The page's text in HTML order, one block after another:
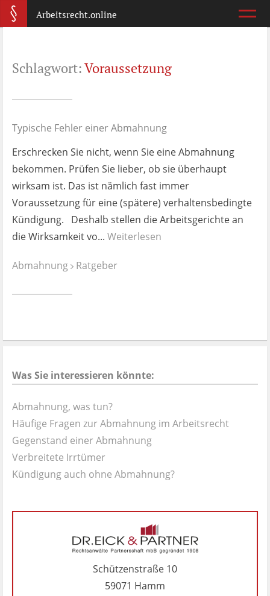
Arbeitsrecht.online
Was ist wichtig?
Wie reagiere ich?
Kündigung
Was jetzt?
Aufhebungsvertrag
Wann lohnt er sich?
Zeugnis
Ist es wirklich gut?
News
Impressum
Datenschutz
Schlagwort:Voraussetzung
Typische Fehler einer Abmahnung
Erschrecken Sie nicht, wenn Sie eine Abmahnung
bekommen. Prüfen Sie lieber, ob sie überhaupt
wirksam ist. Das ist nämlich fast immer
Voraussetzung für eine (spätere) verhaltensbedingte
Kündigung. Deshalb stellen die Arbeitsgerichte an
die Wirksamkeit vo... Weiterlesen
Abmahnung Ratgeber
Was Sie interessieren könnte:
Abmahnung, was tun?
Häufige Fragen zur Abmahnung im Arbeitsrecht
Gegenstand einer Abmahnung
Verbreitete Irrtümer
Kündigung auch ohne Abmahnung?
Schützenstraße 10
59071 Hamm